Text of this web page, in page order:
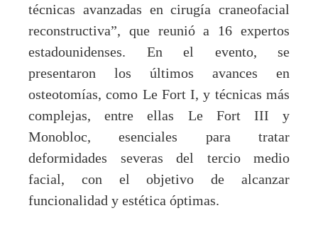
técnicas avanzadas en cirugía craneofacial
reconstructiva”, que reunió a 16 expertos
estadounidenses. En el evento, se
presentaron los últimos avances en
osteotomías, como Le Fort I, y técnicas más
complejas, entre ellas Le Fort III y
Monobloc, esenciales para tratar
deformidades severas del tercio medio
facial, con el objetivo de alcanzar
funcionalidad y estética óptimas.